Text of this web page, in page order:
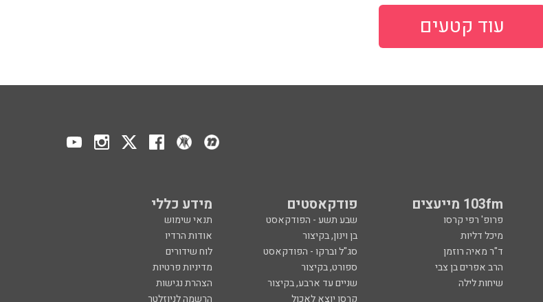
עוד קטעים
103fm מייעצים פודקאסטים מידע כללי
פרופ' רפי קרסו שבע תשע - הפודקאסט
תנאי שימוש
מיכל דליות בן וינון, בקיצור
אודות הרדיו
ד"ר מאיה רוזמן סג"ל וברקו - הפודקאסט
לוח שידורים
הרב אפרים בן צבי ספורט, בקיצור
מדיניות פרטיות
שיחות לילה שניים עד ארבע, בקיצור
הצהרת נגישות